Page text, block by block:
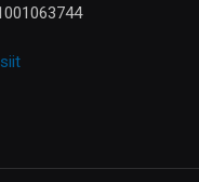
siit